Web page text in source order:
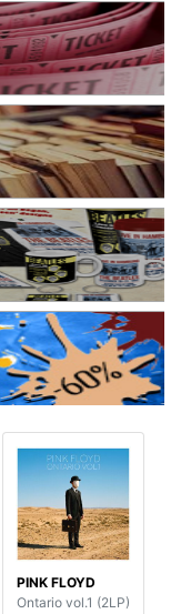
PINK FLOYD
Ontario vol.1 (2LP)